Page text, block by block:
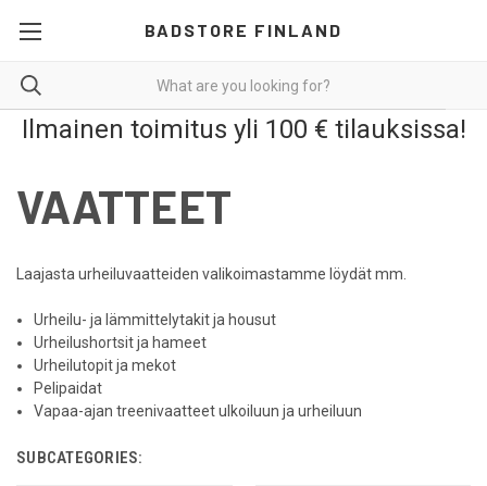
BADSTORE FINLAND
Ilmainen toimitus yli 100 € tilauksissa!
VAATTEET
Laajasta urheiluvaatteiden valikoimastamme löydät mm.
Urheilu- ja lämmittelytakit ja housut
Urheilushortsit ja hameet
Urheilutopit ja mekot
Pelipaidat
Vapaa-ajan treenivaatteet ulkoiluun ja urheiluun
SUBCATEGORIES: